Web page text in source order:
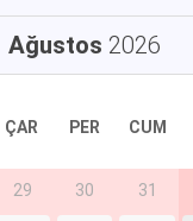
Ağustos 2026
ÇAR PER CUM
29 30 31